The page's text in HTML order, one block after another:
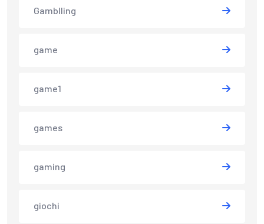
Gamblling
game
game1
games
gaming
giochi